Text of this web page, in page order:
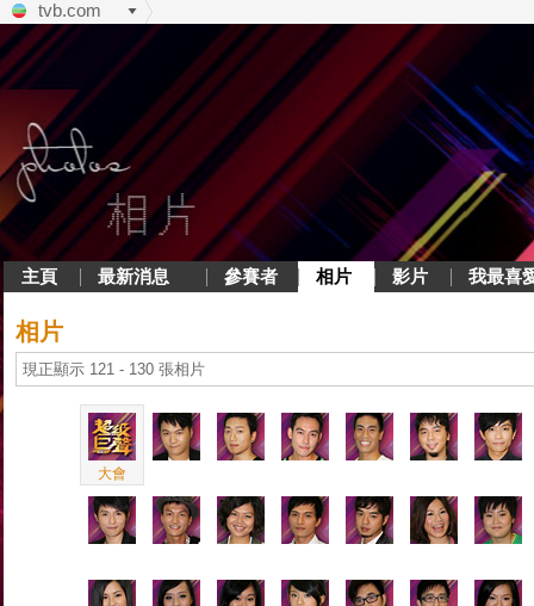
tvb.com
主頁 最新消息 參賽者 相片 影片 我最喜
相片
現正顯示 121 - 130 張相片
大會